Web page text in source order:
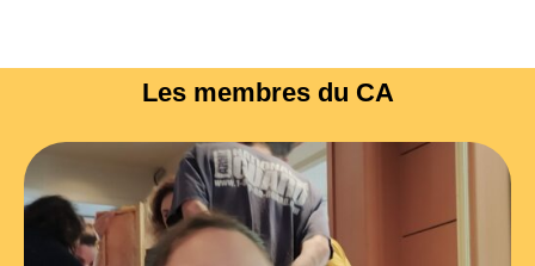
Les membres du CA